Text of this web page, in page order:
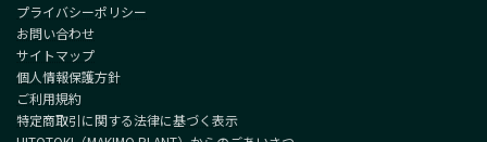
プライバシーポリシー
お問い合わせ
サイトマップ
個人情報保護方針
ご利用規約
特定商取引に関する法律に基づく表示